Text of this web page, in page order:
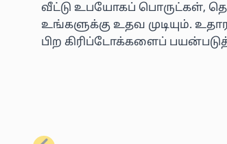
வீட்டு உபயோகப் பொருட்கள்,
உங்களுக்கு உதவ முடியும்.
பிற கிரிப்டோக்களைப்